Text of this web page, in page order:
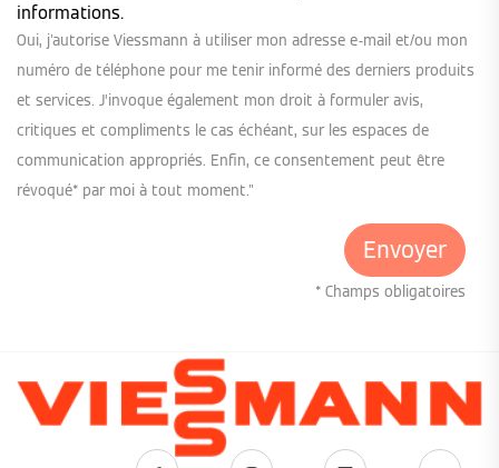
informations.
Oui, j'autorise Viessmann à utiliser mon adresse e-mail et/ou mon
numéro de téléphone pour me tenir informé des derniers produits
et services. J’invoque également mon droit à formuler avis,
critiques et compliments le cas échéant, sur les espaces de
communication appropriés. Enfin, ce consentement peut être
révoqué* par moi à tout moment."
* Champs obligatoires